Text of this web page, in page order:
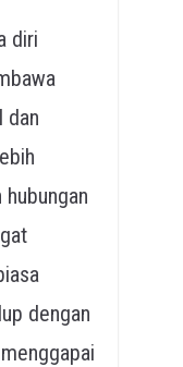
diri
dan
dengan